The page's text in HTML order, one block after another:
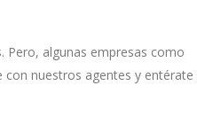
Pero, algunas empresas como
nuestros agentes y entérate